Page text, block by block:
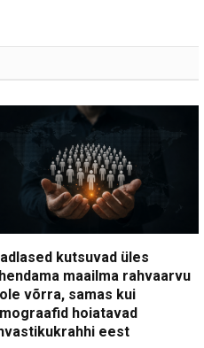
kutsuvad üles
maailma rahvaarvu
võrra, samas kui
hoiatavad
eest